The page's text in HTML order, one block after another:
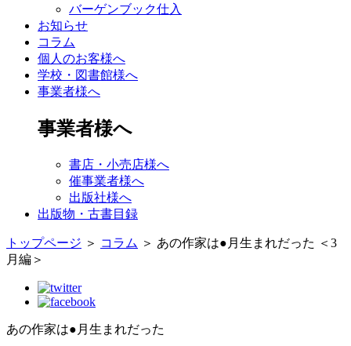
バーゲンブック仕入
お知らせ
コラム
個人のお客様へ
学校・図書館様へ
事業者様へ
事業者様へ
書店・小売店様へ
催事業者様へ
出版社様へ
出版物・古書目録
トップページ ＞ コラム ＞ あの作家は●月生まれだった ＜3
月編＞
あの作家は●月生まれだった